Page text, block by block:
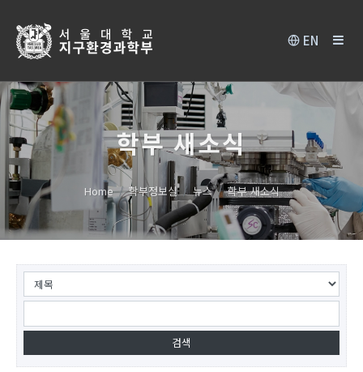
EN
학부 새소식
Home 학부정보실 뉴스 학부 새소식